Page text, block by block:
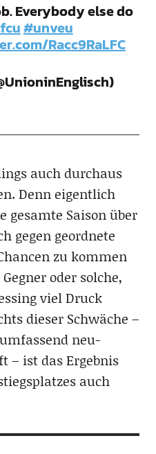
Everybody else do
#unveu
Racc9RaLFC
auch durchaus
Denn eigentlich
gesamte Saison über
gegen geordnete
zu kommen
oder solche,
viel Druck
dieser Schwäche –
neu-
– ist das Ergebnis
auch